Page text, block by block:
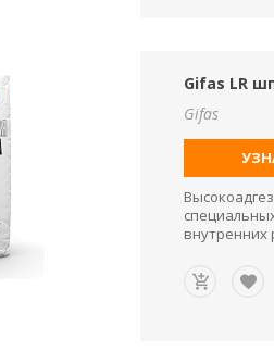
Gifas LR
Gifas
внутренних